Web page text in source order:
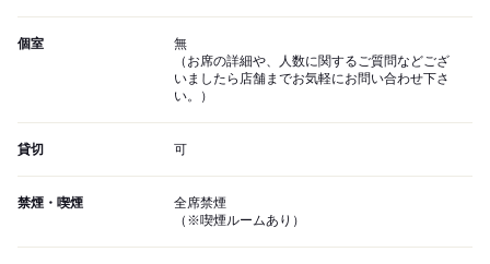
個室
無
（お席の詳細や、人数に関するご質問などござ
いましたら店舗までお気軽にお問い合わせ下さ
い。）
貸切 可
禁煙・喫煙
全席禁煙
（※喫煙ルームあり）